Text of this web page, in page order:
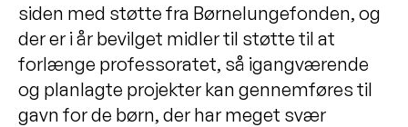
siden med støtte fra Børnelungefonden, og
der er i år bevilget midler til støtte til at
forlænge professoratet, så igangværende
og planlagte projekter kan gennemføres til
gavn for de børn, der har meget svær